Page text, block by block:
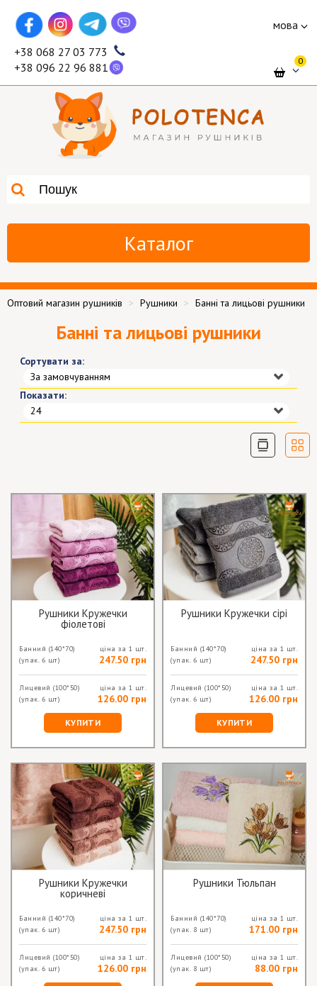
мова
+38 068 27 03 773
+38 096 22 96 881
0
Каталог
Оптовий магазин рушників Рушники Банні та лицьові рушники
Банні та лицьові рушники
Сортувати за:
За замовчуванням
Показати:
24
Рушники Кружечки
фіолетові
Банний (140*70)
(упак. 6 шт)
ціна за 1 шт.
247.50 грн
Лицевий (100*50)
(упак. 6 шт)
ціна за 1 шт.
126.00 грн
КУПИТИ
Рушники Кружечки сірі
Банний (140*70)
(упак. 6 шт)
ціна за 1 шт.
247.50 грн
Лицевий (100*50)
(упак. 6 шт)
ціна за 1 шт.
126.00 грн
КУПИТИ
Рушники Кружечки
коричневі
Банний (140*70)
(упак. 6 шт)
ціна за 1 шт.
247.50 грн
Лицевий (100*50)
(упак. 6 шт)
ціна за 1 шт.
126.00 грн
Рушники Тюльпан
Банний (140*70)
(упак. 8 шт)
ціна за 1 шт.
171.00 грн
Лицевий (100*50)
(упак. 8 шт)
ціна за 1 шт.
88.00 грн